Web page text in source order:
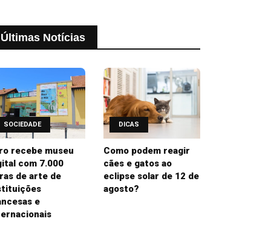
Últimas Notícias
SOCIEDADE
recebe museu
com 7.000
de arte de
e
DICAS
Como podem reagir
cães e gatos ao
eclipse solar de 12 de
agosto?